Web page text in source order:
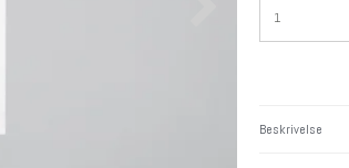
Beskrivelse